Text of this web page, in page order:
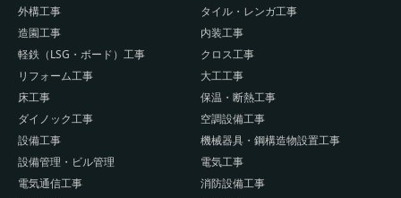
外構工事
タイル・レンガ工事
造園工事
内装工事
軽鉄（LSG・ボード）工事
クロス工事
リフォーム工事
大工工事
床工事
保温・断熱工事
ダイノック工事
空調設備工事
設備工事
機械器具・鋼構造物設置工事
設備管理・ビル管理
電気工事
電気通信工事
消防設備工事